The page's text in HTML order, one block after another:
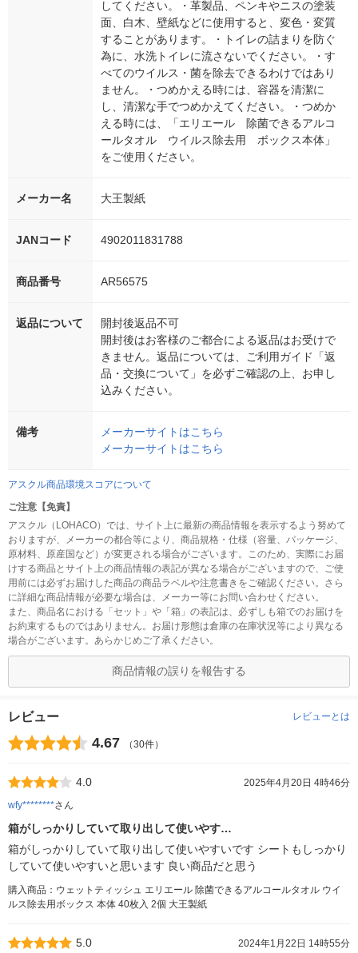
してください。・革製品、ペンキやニスの塗装
面、白木、壁紙などに使用すると、変色・変質
することがあります。・トイレの詰まりを防ぐ
為に、水洗トイレに流さないでください。・す
べてのウイルス・菌を除去できるわけではあり
ません。・つめかえる時には、容器を清潔に
し、清潔な手でつめかえてください。・つめか
える時には、「エリエール 除菌できるアルコ
ールタオル ウイルス除去用 ボックス本体」
をご使用ください。
メーカー名 大王製紙
JANコード 4902011831788
商品番号 AR56575
返品について
開封後返品不可
開封後はお客様のご都合による返品はお受けで
きません。返品については、ご利用ガイド「返
品・交換について」を必ずご確認の上、お申し
込みください。
備考
メーカーサイトはこちら
メーカーサイトはこちら
アスクル商品環境スコアについて
ご注意【免責】
アスクル（LOHACO）では、サイト上に最新の商品情報を表示するよう努めて
おりますが、メーカーの都合等により、商品規格・仕様（容量、パッケージ、
原材料、原産国など）が変更される場合がございます。このため、実際にお届
けする商品とサイト上の商品情報の表記が異なる場合がございますので、ご使
用前には必ずお届けした商品の商品ラベルや注意書きをご確認ください。さら
に詳細な商品情報が必要な場合は、メーカー等にお問い合わせください。
また、商品名における「セット」や「箱」の表記は、必ずしも箱でのお届けを
お約束するものではありません。お届け形態は倉庫の在庫状況等により異なる
場合がございます。あらかじめご了承ください。
商品情報の誤りを報告する
レビュー レビューとは
4.67 （30件）
4.0
2025年4月20日 4時46分
wfy********さん
箱がしっかりしていて取り出して使いやす…
箱がしっかりしていて取り出して使いやすいです シートもしっかり
していて使いやすいと思います 良い商品だと思う
購入商品：ウェットティッシュ エリエール 除菌できるアルコールタオル ウイ
ルス除去用ボックス 本体 40枚入 2個 大王製紙
5.0
2024年1月22日 14時55分